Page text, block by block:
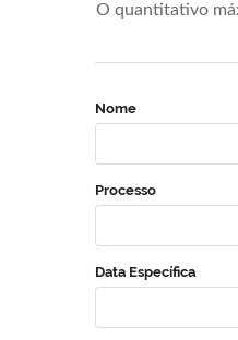
O quantitativo
Nome
Processo
Data Específica